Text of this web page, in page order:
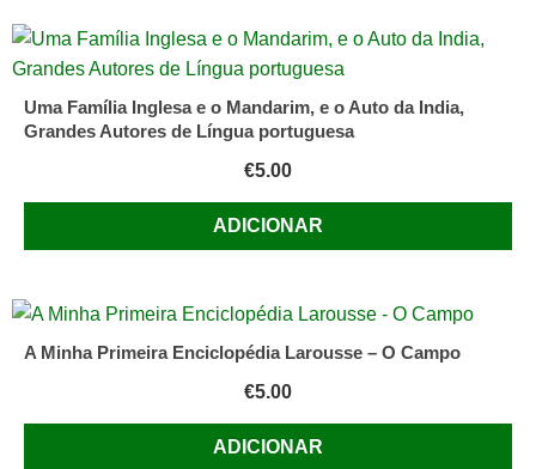
Uma Família Inglesa e o Mandarim, e o Auto da India,
Grandes Autores de Língua portuguesa
€5.00
ADICIONAR
A Minha Primeira Enciclopédia Larousse – O Campo
€5.00
ADICIONAR